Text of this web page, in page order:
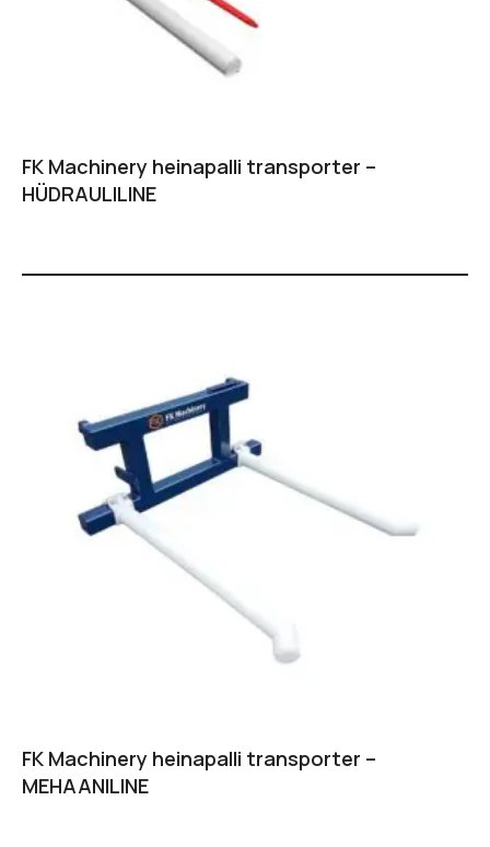
FK Machinery heinapalli transporter –
HÜDRAULILINE
FK Machinery heinapalli transporter –
MEHAANILINE